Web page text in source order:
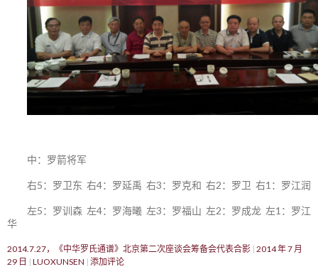
中：罗箭将军
右5：罗卫东 右4：罗延禹 右3：罗克和 右2：罗卫 右1：罗江润
左5：罗训森 左4：罗海曦 左3：罗福山 左2：罗成龙 左1：罗江
华
2014.7.27，《中华罗氏通谱》北京第二次座谈会筹备会代表合影 2014 年 7 月
29 日
LUOXUNSEN 添加评论